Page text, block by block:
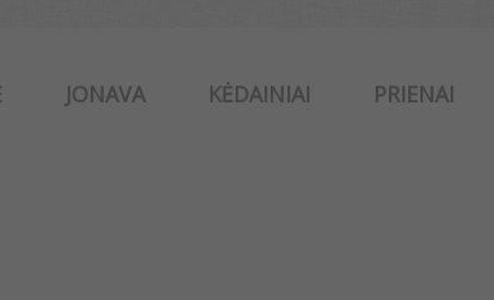
JONAVA KĖDAINIAI PRIENAI